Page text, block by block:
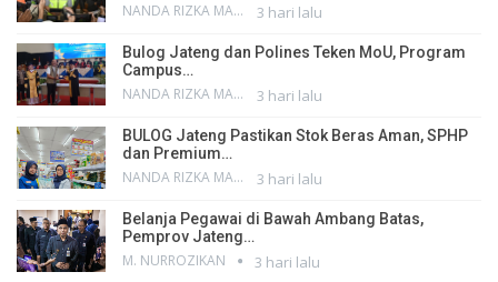
NANDA RIZKA MAHENDRA 3 hari lalu
Bulog Jateng dan Polines Teken MoU, Program
Campus…
NANDA RIZKA MAHENDRA 3 hari lalu
BULOG Jateng Pastikan Stok Beras Aman, SPHP
dan Premium…
NANDA RIZKA MAHENDRA 3 hari lalu
Belanja Pegawai di Bawah Ambang Batas,
Pemprov Jateng…
M. NURROZIKAN 3 hari lalu